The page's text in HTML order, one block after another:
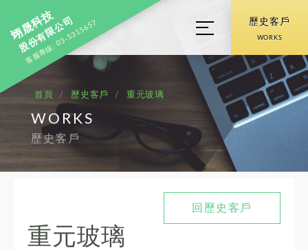
翊晟科技
股份有限公司
客服專線: 03-5315657 歷史客戶
WORKS
首頁 歷史客戶 重元玻璃
WORKS
歷史客戶
回歷史客戶
重元玻璃